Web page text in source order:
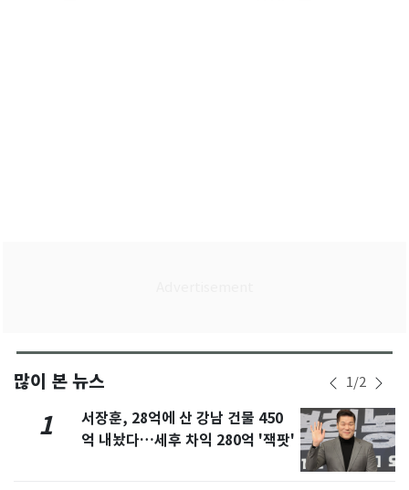
많이 본 뉴스 1/2
1
서장훈, 28억에 산 강남 건물 450
억 내놨다…세후 차익 280억 '잭팟'